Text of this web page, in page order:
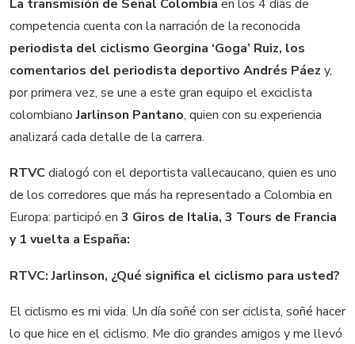
La transmisión de Señal Colombia en los 4 días de
competencia cuenta con la narración de la reconocida
periodista del ciclismo Georgina ‘Goga’ Ruiz, los
comentarios del periodista deportivo Andrés Páez y,
por primera vez, se une a este gran equipo el exciclista
colombianoJarlinson Pantano, quien con su experiencia
analizará cada detalle de la carrera.
RTVC dialogó con el deportista vallecaucano, quien es uno
de los corredores que más ha representado a Colombia en
Europa: participó en 3 Giros de Italia, 3 Tours de Francia
y 1 vuelta a España:
RTVC: Jarlinson, ¿Qué significa el ciclismo para usted?
El ciclismo es mi vida. Un día soñé con ser ciclista, soñé hacer
lo que hice en el ciclismo. Me dio grandes amigos y me llevó